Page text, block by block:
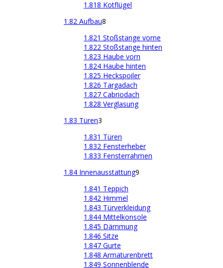
1.818 Kotflügel
1.82 Aufbau8
1.821 Stoßstange vorne
1.822 Stoßstange hinten
1.823 Haube vorn
1.824 Haube hinten
1.825 Heckspoiler
1.826 Targadach
1.827 Cabriodach
1.828 Verglasung
1.83 Türen3
1.831 Türen
1.832 Fensterheber
1.833 Fensterrahmen
1.84 Innenausstattung9
1.841 Teppich
1.842 Himmel
1.843 Türverkleidung
1.844 Mittelkonsole
1.845 Dämmung
1.846 Sitze
1.847 Gurte
1.848 Armaturenbrett
1.849 Sonnenblende